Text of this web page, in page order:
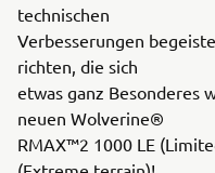
technischen
Verbesserungen
richten, die sich
etwas ganz Besonderes
neuen Wolverine®
RMAX™2 1000 LE